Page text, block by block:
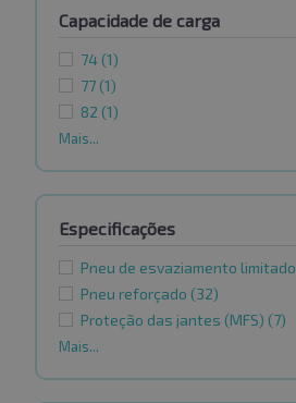
Capacidade de carga
74 (1)
77 (1)
82 (1)
Mais...
Especificações
Pneu de esvaziamento limitado
Pneu reforçado (32)
Proteção das jantes (MFS) (7)
Mais...